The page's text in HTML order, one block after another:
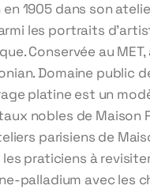
1905 dans son
les portraits
Conservée au MET,
Domaine public
platine est un
nobles de Maison
parisiens de
praticiens à
palladium avec les